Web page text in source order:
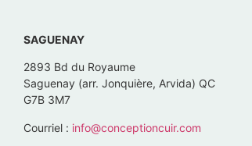
SAGUENAY
2893 Bd du Royaume
Saguenay (arr. Jonquière, Arvida) QC
G7B 3M7
Courriel : info@conceptioncuir.com